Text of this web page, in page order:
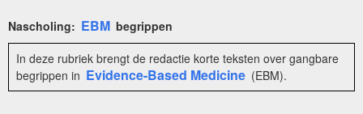
Nascholing: EBM begrippen
In deze rubriek brengt de redactie korte teksten over gangbare
begrippen in Evidence-Based Medicine (EBM).